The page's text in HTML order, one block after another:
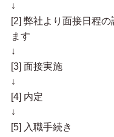
↓
[2] 弊社より面接日程
ます
↓
[3] 面接実施
↓
[4] 内定
↓
[5] 入職手続き